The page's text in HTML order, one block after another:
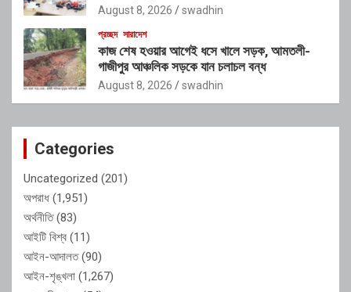
August 8, 2026 swadhin
প্রচ্ছদ সারাদেশ
কাজ শেষ হওয়ার আগেই ধসে খালে সড়ক, আমতলী-
গাজীপুর আঞ্চলিক সড়কে যান চলাচল বন্ধ
August 8, 2026 swadhin
Categories
Uncategorized (201)
অপরাধ (1,951)
অর্থনীতি(83)
আইটি বিশ্ব (11)
আইন-আদালত(90)
আইন-শৃঙ্খলা (1,267)